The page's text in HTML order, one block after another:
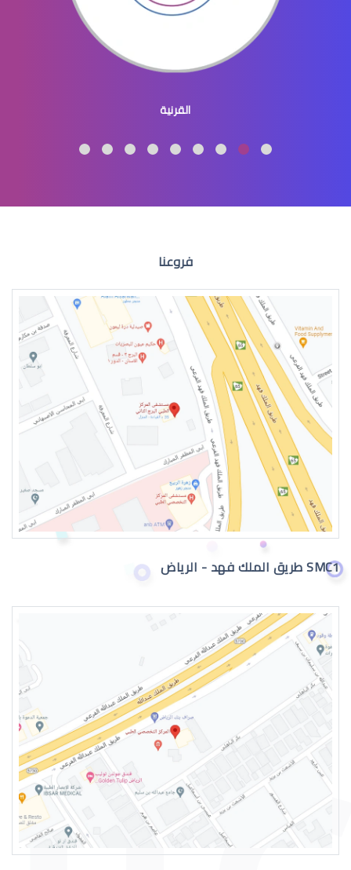
ماء الازرق بالعين
الماء الازرق للعين
اعراض الماء الازرق بالعين
اسباب الماء الازرق بالعين
علاج الماء الازرق بالعين
القرنية
فروعنا
SMC1 طريق الملك فهد - الرياض